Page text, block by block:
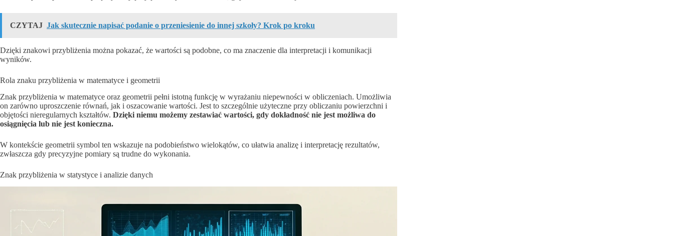
CZYTAJ Jak skutecznie napisać podanie o przeniesienie do innej szkoły? Krok po kroku
Dzięki znakowi przybliżenia można pokazać, że wartości są podobne, co ma znaczenie dla interpretacji i komunikacji
wyników.
Rola znaku przybliżenia w matematyce i geometrii
Znak przybliżenia w matematyce oraz geometrii pełni istotną funkcję w wyrażaniu niepewności w obliczeniach. Umożliwia
on zarówno uproszczenie równań, jak i oszacowanie wartości. Jest to szczególnie użyteczne przy obliczaniu powierzchni i
objętości nieregularnych kształtów. Dzięki niemu możemy zestawiać wartości, gdy dokładność nie jest możliwa do
osiągnięcia lub nie jest konieczna.
W kontekście geometrii symbol ten wskazuje na podobieństwo wielokątów, co ułatwia analizę i interpretację rezultatów,
zwłaszcza gdy precyzyjne pomiary są trudne do wykonania.
Znak przybliżenia w statystyce i analizie danych